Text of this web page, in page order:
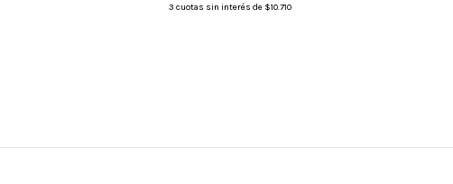
3 cuotas sin interés de $10.710